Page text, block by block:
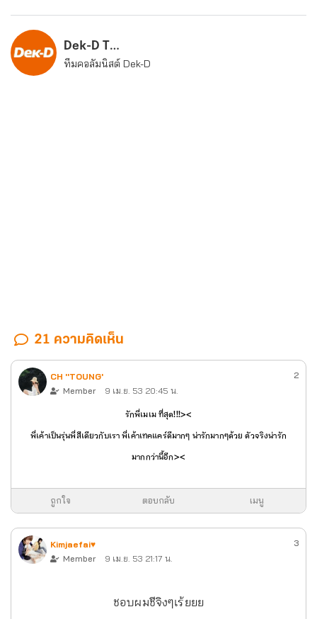
Dek-D Team
ทีมคอลัมนิสต์ Dek-D
21 ความคิดเห็น
CH ''TOUNG'
Member
9 เม.ย. 53 20:45 น.
2
รักพี่เมเม ที่สุด!!!><
พี่เค้าเป็นรุ่นพี่สีเดียวกับเรา พี่เค้าเทคแคร์ดีมากๆ น่ารักมากๆด้วย ตัวจริงน่ารัก
มากกว่านี้อีก><
ถูกใจ ตอบกลับ เมนู
Kimjaefai♥
Member
9 เม.ย. 53 21:17 น.
3
ชอบผมชีจิงๆเร้ยยย